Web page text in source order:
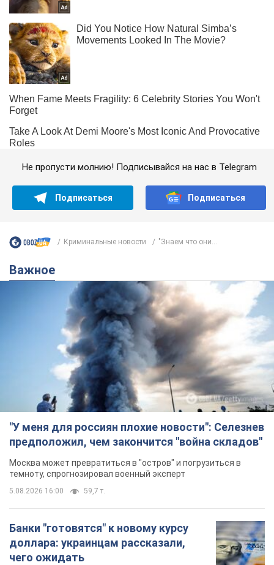
Не пропусти молнию! Подписывайся на нас в Telegram
Подписаться Подписаться
Криминальные новости "Знаем что они...
Важное
"У меня для россиян плохие новости": Селезнев
предположил, чем закончится "война складов"
Москва может превратиться в "остров" и погрузиться в
темноту, спрогнозировал военный эксперт
5.08.2026 16:00 59,7 т.
Банки "готовятся" к новому курсу
доллара: украинцам рассказали,
чего ожидать